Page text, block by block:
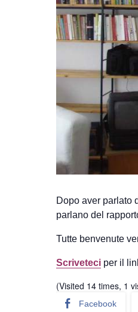
Dopo aver parlato
parlano del
Tutte benvenute
Scriveteci per il
(Visited 14 times, 1
Facebook